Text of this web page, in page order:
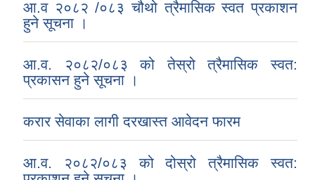
आ.व २०८२ /०८३ चौथो त्रैमासिक स्वत प्रकाशन
हुने सूचना ।
आ.व. २०८२/०८३ को तेस्रो त्रैमासिक स्वत:
प्रकासन हुने सूचना ।
करार सेवाका लागी दरखास्त आवेदन फारम
आ.व. २०८२/०८३ को दोस्रो त्रैमासिक स्वत: